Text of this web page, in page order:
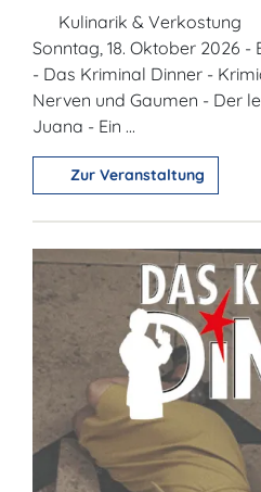
Kulinarik & Verkostung
Sonntag, 18. Oktober 2026 -
- Das Kriminal Dinner -
Nerven und Gaumen - Der
Juana - Ein ...
Zur Veranstaltung